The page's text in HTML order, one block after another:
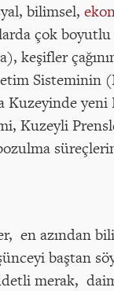
bilimsel,
çok
keşifler
Sisteminin
Kuzeyinde
Kuzeyli
en azından
baştan
merak,